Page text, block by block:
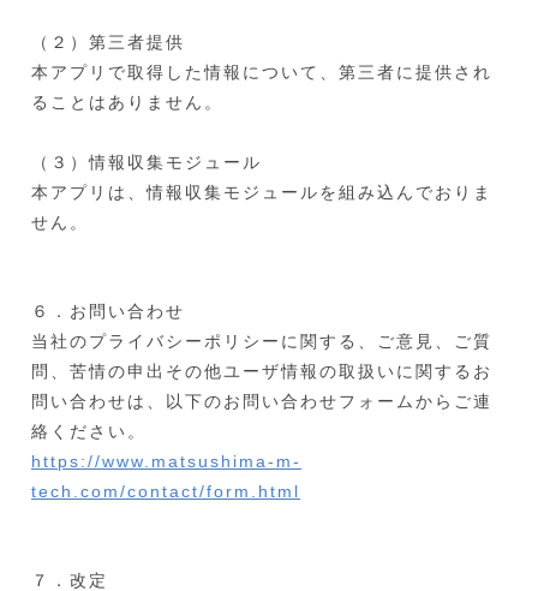
（２）第三者提供
本アプリで取得した情報について、第三者に提供され
ることはありません。
（３）情報収集モジュール
本アプリは、情報収集モジュールを組み込んでおりま
せん。
６．お問い合わせ
当社のプライバシーポリシーに関する、ご意見、ご質
問、苦情の申出その他ユーザ情報の取扱いに関するお
問い合わせは、以下のお問い合わせフォームからご連
絡ください。
https://www.matsushima-m-
tech.com/contact/form.html
７．改定